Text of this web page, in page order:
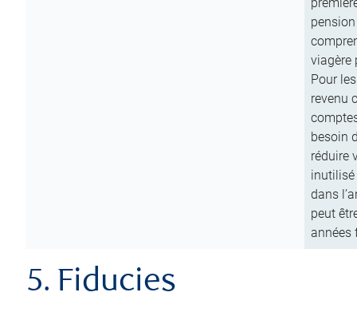
viagère
Pour
revenu
besoin
réduire
inutilisé
dans
peut
années
5. Fiducies